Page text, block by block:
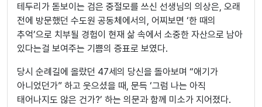
테두리가 돋보이는 검은 중절모를 쓰신 선생님의 의상은, 오래
전에 방문했던 수도원 공동체에서의, 어찌보면 ‘한 때의
추억’으로 치부될 경험이 현재 삶 속에서 소중한 자산으로 남아
있다는걸 보여주는 기쁨의 증표로 보였다.
당시 순례길에 올랐던 47세의 당신을 돌아보며 “애기가
아니었던가” 하고 웃으셨을 때, 문득 ‘그럼 나는 아직
태어나지도 않은 건가?’ 하는 의문과 함께 미소가 지어졌다.